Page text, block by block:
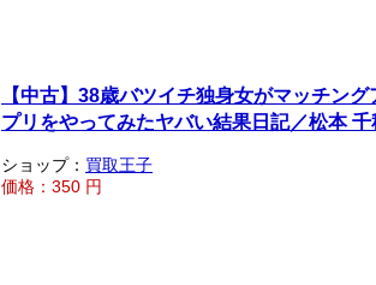
【中古】38歳バツイチ独身女がマッチング
プリをやってみたヤバい結果日記／松本 千
ショップ： 買取王子
価格：350 円